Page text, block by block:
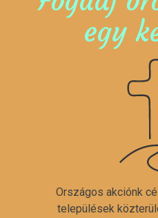
egy
Országos akciónk
települések